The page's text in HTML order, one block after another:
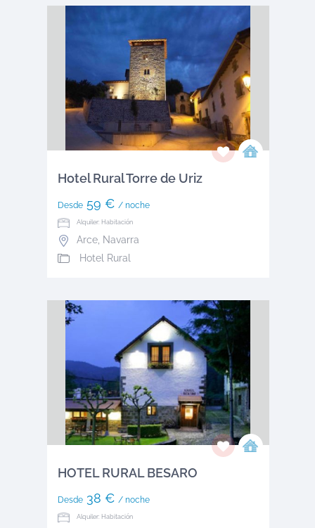
Hotel Rural Torre de Uriz
Desde59 € / noche
Alquiler: Habitación
Arce, Navarra
Hotel Rural
HOTEL RURAL BESARO
Desde38 € / noche
Alquiler: Habitación